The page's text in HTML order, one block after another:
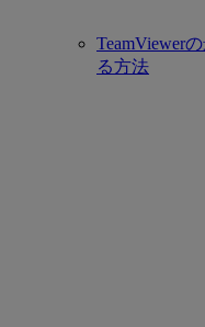
TeamViewer
る方法